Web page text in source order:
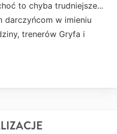
to chyba trudniejsze...
darczyńcom w imieniu
trenerów Gryfa i